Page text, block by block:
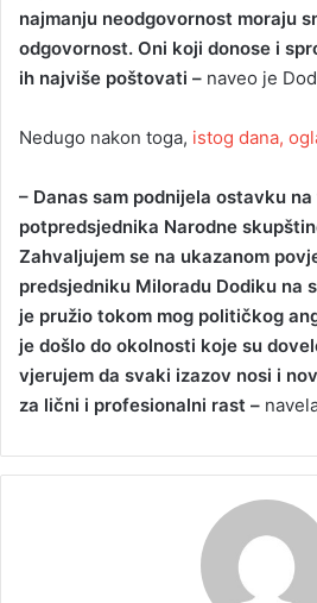
najmanju neodgovornost moraju
odgovornost. Oni koji donose i
ih najviše poštovati – naveo je
Nedugo nakon toga, istog dana,
– Danas sam podnijela ostavku
potpredsjednika Narodne
Zahvaljujem se na ukazanom
predsjedniku Miloradu Dodiku na
je pružio tokom mog političkog
je došlo do okolnosti koje su
vjerujem da svaki izazov nosi i
za lični i profesionalni rast –